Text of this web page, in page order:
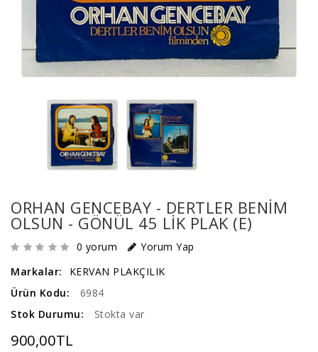
ORHAN GENCEBAY - DERTLER BENİM
OLSUN - GÖNÜL 45 LİK PLAK (E)
0 yorum
Yorum Yap
Markalar:
KERVAN PLAKÇILIK
Ürün Kodu:
6984
Stok Durumu:
Stokta var
900,00TL